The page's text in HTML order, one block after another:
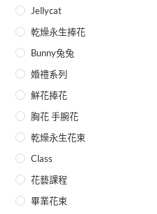
Jellycat
乾燥永生捧花
Bunny兔兔
婚禮系列
鮮花捧花
胸花 手腕花
乾燥永生花束
Class
花藝課程
畢業花束